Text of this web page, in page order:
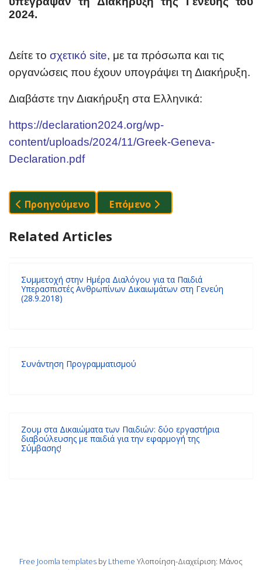
2024.
Δείτε το σχετικό site, με τα πρόσωπα και τις
οργανώσεις που έχουν υπογράψει τη Διακήρυξη.
Διαβάστε την Διακήρυξη στα Ελληνικά:
https://declaration2024.org/wp-
content/uploads/2024/11/Greek-Geneva-
Declaration.pdf
Προηγούμενο Άρθρο: 3 Χρόνια Με Τα Ανοιχτά
Προηγούμενο Επόμενο Άρθρο: Έτσι Ακούμε
Επόμενο
Related Articles
Συμμετοχή στην Ημέρα Διαλόγου για τα Παιδιά
Υπερασπιστές Ανθρωπίνων Δικαιωμάτων στη Γενεύη
(28.9.2018)
Συνάντηση Προγραμματισμού
Ζουμ στα Δικαιώματα των Παιδιών: δύο εργαστήρια
διαβούλευσης με παιδιά για την εφαρμογή της
Σύμβασης!
Free Joomla templates by Ltheme Υλοποίηση-Διαχείριση: Μάνος